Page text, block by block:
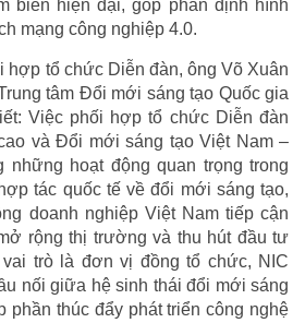
biến hiện đại, góp phần định hình
mạng công nghiệp 4.0.
hợp tổ chức Diễn đàn, ông Võ Xuân
tâm Đổi mới sáng tạo Quốc gia
Việc phối hợp tổ chức Diễn đàn
và Đổi mới sáng tạo Việt Nam –
những hoạt động quan trọng trong
tác quốc tế về đổi mới sáng tạo,
doanh nghiệp Việt Nam tiếp cận
rộng thị trường và thu hút đầu tư
trò là đơn vị đồng tổ chức, NIC
nối giữa hệ sinh thái đổi mới sáng
phần thúc đẩy phát triển công nghệ